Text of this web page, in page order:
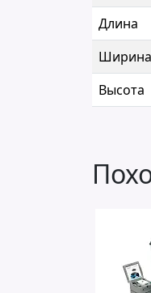
Длина
Ширина
Высота